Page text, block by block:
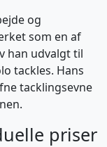
og
som en af
han udvalgt til
tackles. Hans
tacklingsevne
priser